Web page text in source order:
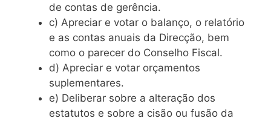
de contas de gerência.
c) Apreciar e votar o balanço, o relatório
e as contas anuais da Direcção, bem
como o parecer do Conselho Fiscal.
d) Apreciar e votar orçamentos
suplementares.
e) Deliberar sobre a alteração dos
estatutos e sobre a cisão ou fusão da